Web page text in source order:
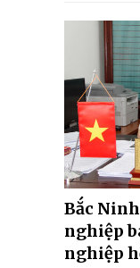
Bắc
nghiệp
nghiệp